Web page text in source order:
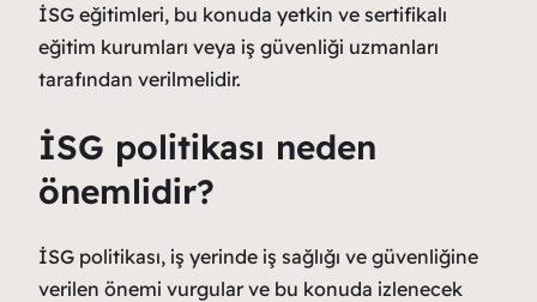
İSG eğitimleri, bu konuda yetkin ve sertifikalı
eğitim kurumları veya iş güvenliği uzmanları
tarafından verilmelidir.
İSG politikası neden
önemlidir?
İSG politikası, iş yerinde iş sağlığı ve güvenliğine
verilen önemi vurgular ve bu konuda izlenecek